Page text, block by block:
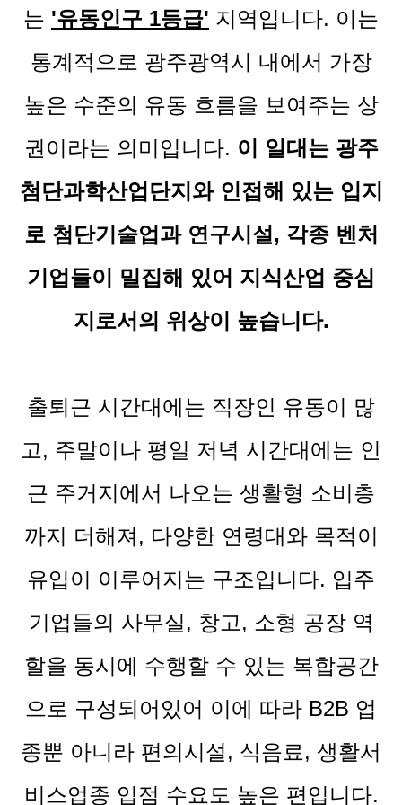
는 '유동인구 1등급' 지역입니다. 이는
통계적으로 광주광역시 내에서 가장
높은 수준의 유동 흐름을 보여주는 상
권이라는 의미입니다. 이 일대는 광주
첨단과학산업단지와 인접해 있는 입지
로 첨단기술업과 연구시설, 각종 벤처
기업들이 밀집해 있어 지식산업 중심
지로서의 위상이 높습니다.
출퇴근 시간대에는 직장인 유동이 많
고, 주말이나 평일 저녁 시간대에는 인
근 주거지에서 나오는 생활형 소비층
까지 더해져, 다양한 연령대와 목적이
유입이 이루어지는 구조입니다. 입주
기업들의 사무실, 창고, 소형 공장 역
할을 동시에 수행할 수 있는 복합공간
으로 구성되어있어 이에 따라 B2B 업
종뿐 아니라 편의시설, 식음료, 생활서
비스업종 입점 수요도 높은 편입니다.